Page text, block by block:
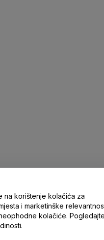
nas
na korištenje kolačića za
i marketinške
kolačiće.